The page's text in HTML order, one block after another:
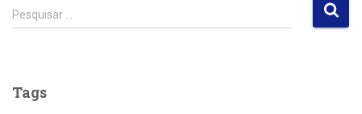
P
e
Pesquisar …
Tags